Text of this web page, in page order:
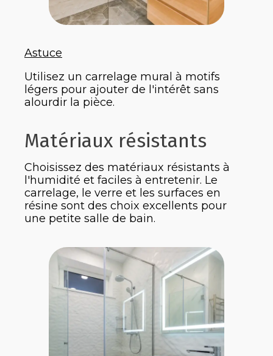
Astuce
Utilisez un carrelage mural à motifs
légers pour ajouter de l'intérêt sans
alourdir la pièce.
Matériaux résistants
Choisissez des matériaux résistants à
l'humidité et faciles à entretenir. Le
carrelage, le verre et les surfaces en
résine sont des choix excellents pour
une petite salle de bain.